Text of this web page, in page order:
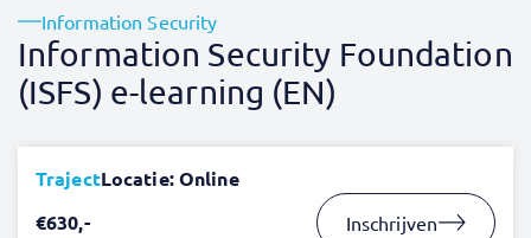
Information Security
Information Security Foundation
(ISFS) e-learning (EN)
TrajectLocatie: Online
€630,-
Inschrijven